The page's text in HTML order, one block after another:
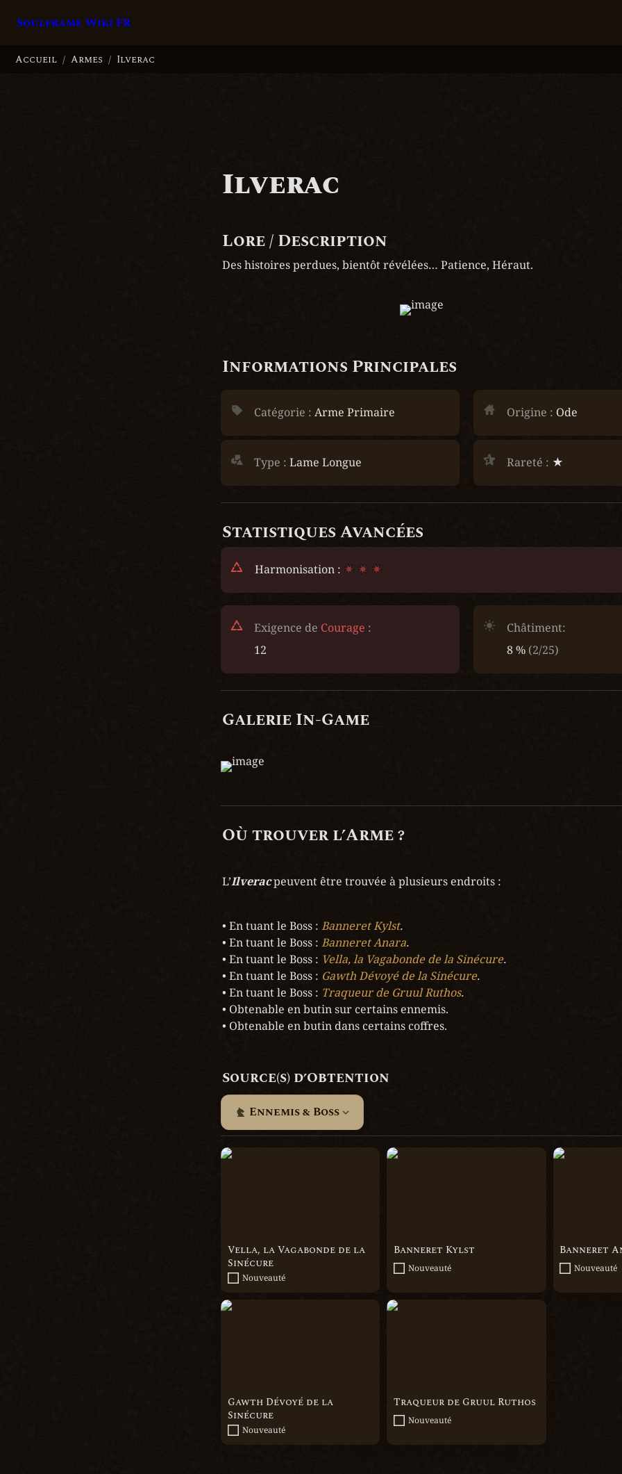
Soulframe Wiki FR
Accueil / Armes / Ilverac
Ilverac
Lore / Description
Des histoires perdues, bientôt révélées… Patience, Héraut.
Informations Principales
Catégorie : Arme Primaire
Type : Lame Longue
Origine : Ode
Rareté : ★
Statistiques Avancées
Harmonisation :
Exigence de Courage :
12
Châtiment:
8 % (2/25)
Galerie In-Game
Où trouver l’Arme ?
L’Ilverac peuvent être trouvée à plusieurs endroits :
• En tuant le Boss : Banneret Kylst
• En tuant le Boss : Banneret Anara
• En tuant le Boss : Vella, la Vagabonde de la Sinécure
• En tuant le Boss : Gawth Dévoyé de la Sinécure
• En tuant le Boss : Traqueur de Gruul Ruthos.
• Obtenable en butin sur certains ennemis.
• Obtenable en butin dans certains coffres.
Source(s) d’Obtention
Ennemis & Boss
Vella, la Vagabonde de la
Vella, la Vagabonde de la
Sinécure
Nouveauté
Banneret Kylst
Banneret Kylst
Nouveauté
Banneret
Banneret
Nouveauté
Gawth Dévoyé de la Sinécure
Gawth Dévoyé de la
Sinécure
Nouveauté
Traqueur de Gruul Ruthos
Traqueur de Gruul Ruthos
Nouveauté